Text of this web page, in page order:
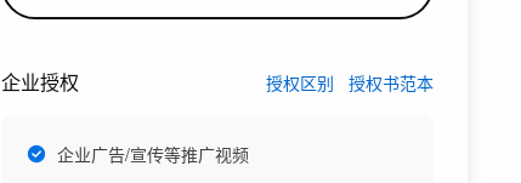
企业授权 授权区别 授权书范本
企业广告/宣传等推广视频